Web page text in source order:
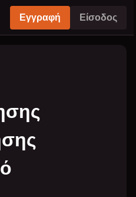
Εγγραφή Είσοδος